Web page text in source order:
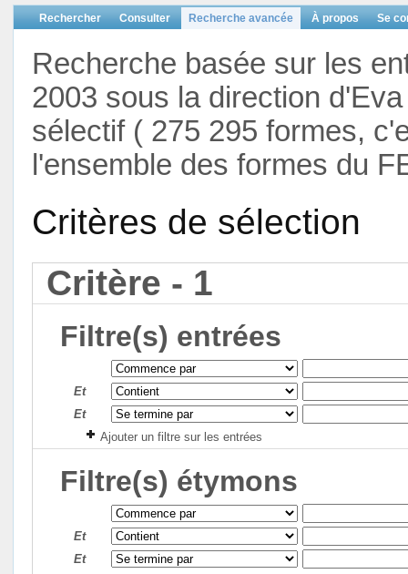
Rechercher Consulter Recherche avancée À propos Se
Recherche basée sur les
2003 sous la direction
sélectif ( 275 295 formes,
l'ensemble des formes du
Critères de sélection
Critère - 1
Filtre(s) entrées
Et
Et
Ajouter un filtre sur les entrées
Filtre(s) étymons
Et
Et